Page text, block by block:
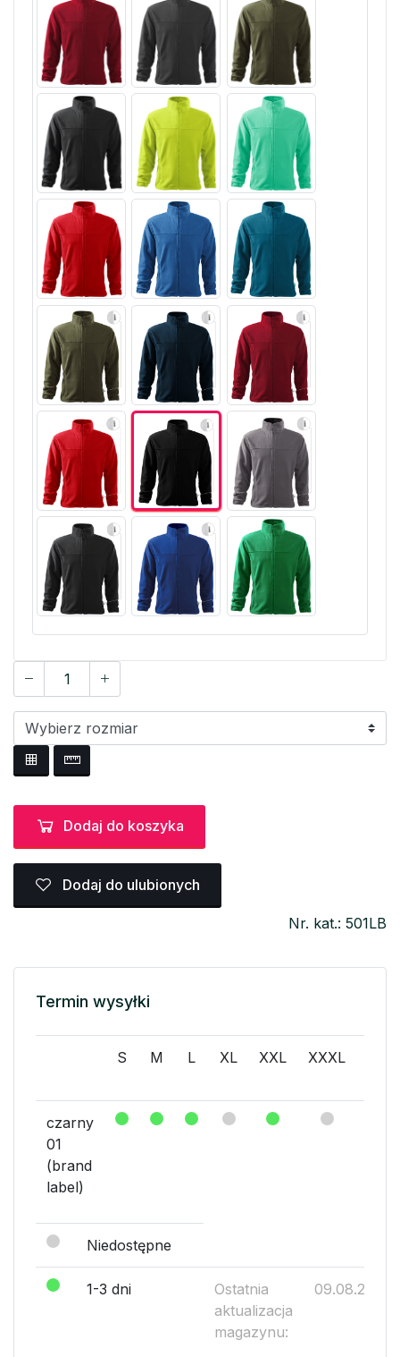
Dodaj do koszyka
Dodaj do ulubionych
Nr. kat.: 501LB
Termin wysyłki
S M L XL XXL XXXL
czarny
01
(brand
label)
Niedostępne
1-3 dni
Ostatnia
aktualizacja
magazynu:
09.08.2026